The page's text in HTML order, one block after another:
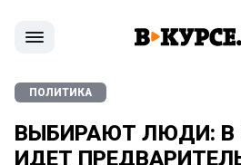
ПОЛИТИКА
​ВЫБИРАЮТ ЛЮДИ: В
ИДЕТ